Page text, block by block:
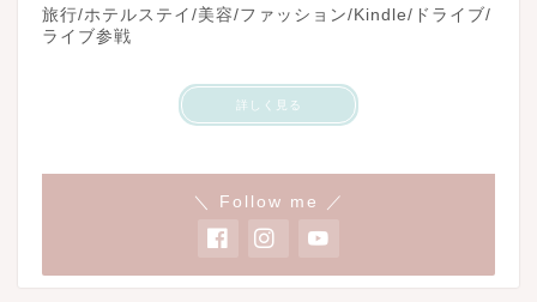
旅行/ホテルステイ/美容/ファッション/Kindle/ドライブ/
ライブ参戦
詳しく見る
＼ Follow me ／